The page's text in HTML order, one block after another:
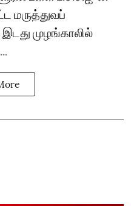
மருத்துவப்
முழங்காலில்